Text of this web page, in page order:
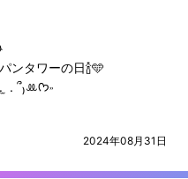
ンタワーの日🍾🩵
良かったら見に来て下さいね〜₍՞ . ̫ . ՞₎ꔛ‬ᡣ𐭩˒˒
2024年08月31日